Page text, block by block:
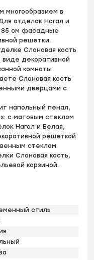
многообразием в
отделок Нагал и
85 см фасадные
решетки.
Слоновая кость
декоративной
комнаты
Слоновая кость
дверцами с
напольный пенал,
с матовым стеклом
Нагал и Белая,
решеткой
стеклом
Слоновая кость,
корзиной.
стиль